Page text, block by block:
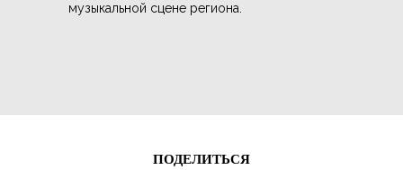
музыкальной сцене региона.
ПОДЕЛИТЬСЯ